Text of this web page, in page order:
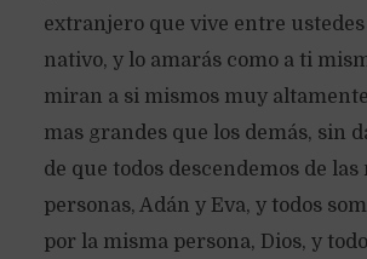
extranjero que vive entre
nativo, y lo amarás como a ti
miran a si mismos muy
mas grandes que los demás, sin
de que todos descendemos de las
personas, Adán y Eva, y todos
por la misma persona, Dios, y